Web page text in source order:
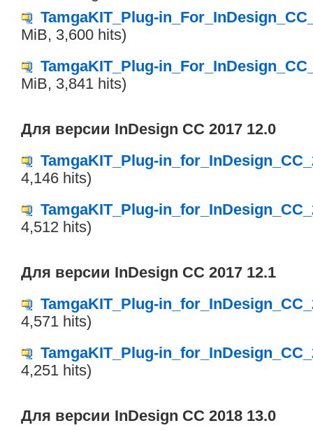
TamgaKIT_Plug-
MiB, 3,600 hits)
TamgaKIT_Plug-
MiB, 3,841 hits)
Для версии InDesign CC 2017 12.0
TamgaKIT_Plug-
4,146 hits)
TamgaKIT_Plug-
4,512 hits)
Для версии InDesign CC 2017 12.1
TamgaKIT_Plug-
4,571 hits)
TamgaKIT_Plug-
4,251 hits)
Для версии InDesign CC 2018 13.0